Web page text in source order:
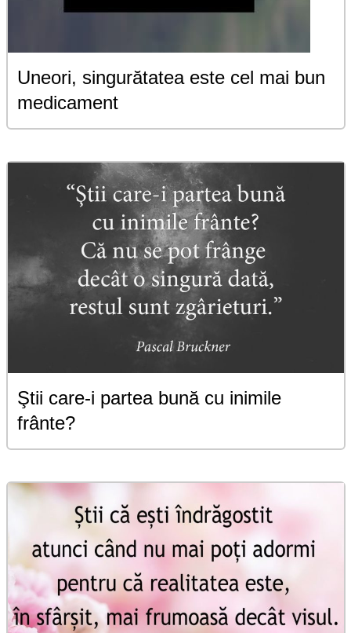
Uneori, singurătatea este cel mai bun
medicament
Ştii care-i partea bună cu inimile
frânte?